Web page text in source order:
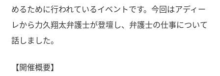
めるために行われているイベントです。今回はアディー
レから力久翔太弁護士が登壇し、弁護士の仕事について
話しました。
【開催概要】